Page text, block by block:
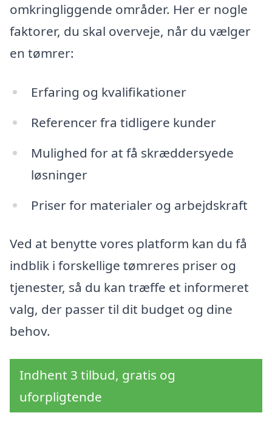
omkringliggende områder. Her er nogle
faktorer, du skal overveje, når du vælger
en tømrer:
Erfaring og kvalifikationer
Referencer fra tidligere kunder
Mulighed for at få skræddersyede
løsninger
Priser for materialer og arbejdskraft
Ved at benytte vores platform kan du få
indblik i forskellige tømreres priser og
tjenester, så du kan træffe et informeret
valg, der passer til dit budget og dine
behov.
Indhent 3 tilbud, gratis og
uforpligtende